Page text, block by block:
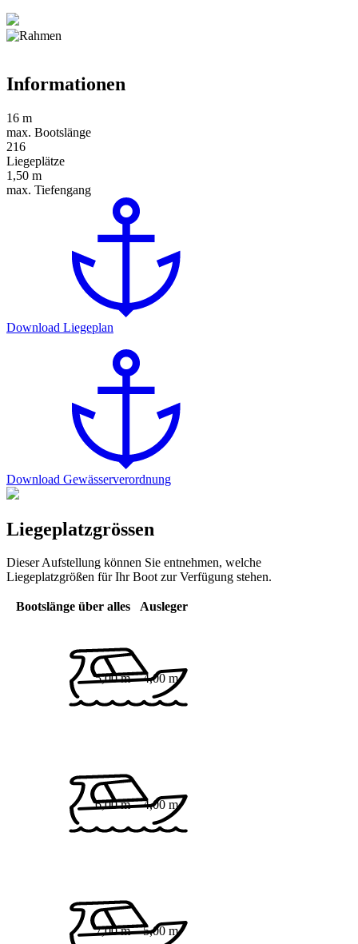
Informationen
16 m
max. Bootslänge
216
Liegeplätze
1,50 m
max. Tiefengang
Download Liegeplan
Download Gewässerverordnung
Liegeplatzgrössen
Dieser Aufstellung können Sie entnehmen, welche
Liegeplatzgrößen für Ihr Boot zur Verfügung stehen.
Bootslänge über alles Ausleger
5,00 m 4,00 m
6,00 m 4,00 m
7,00 m 5,00 m